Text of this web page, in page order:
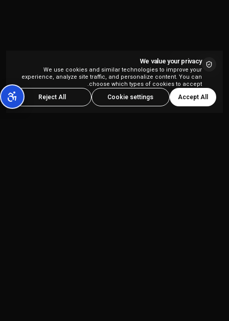
We value your privacy
We use cookies and similar technologies to improve your
experience, analyze site traffic, and personalize content. You can
choose which types of cookies to accept.
Accept All
Cookie settings
Reject All